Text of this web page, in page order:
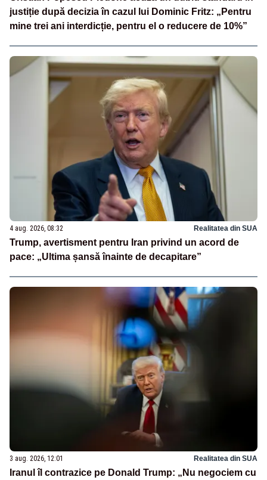
justiție după decizia în cazul lui Dominic Fritz: „Pentru
mine trei ani interdicție, pentru el o reducere de 10%”
4 aug. 2026, 08:32 Realitatea din SUA
Trump, avertisment pentru Iran privind un acord de
pace: „Ultima șansă înainte de decapitare”
3 aug. 2026, 12:01 Realitatea din SUA
Iranul îl contrazice pe Donald Trump: „Nu negociem cu